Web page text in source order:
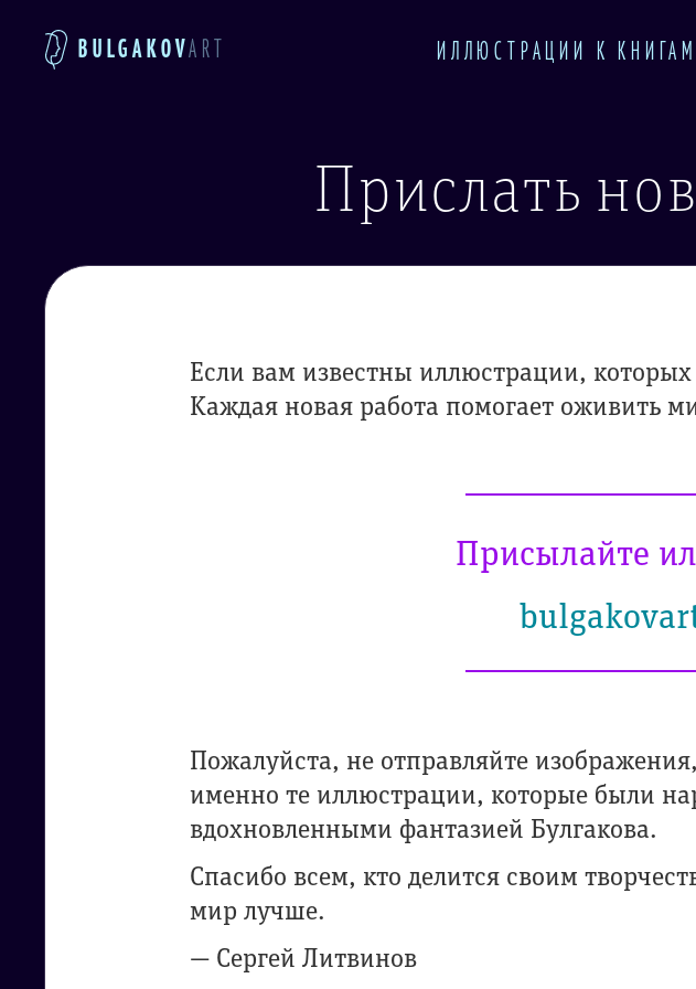
BULGAKOVART ИЛЛЮСТРАЦИИ К КНИГАМ
Прислать
Если вам известны иллюстрации,
Каждая новая работа помогает оживить
Присылайте
Пожалуйста, не отправляйте
именно те иллюстрации, которые были
вдохновленными фантазией Булгакова.
Спасибо всем, кто делится своим
мир лучше.
— Сергей Литвинов